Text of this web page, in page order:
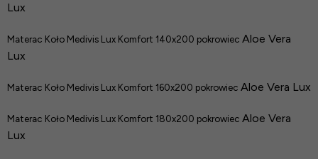
Lux
Materac Koło Medivis Lux Komfort 140x200 pokrowiec Aloe Vera
Lux
Materac Koło Medivis Lux Komfort 160x200 pokrowiec Aloe Vera Lux
Materac Koło Medivis Lux Komfort 180x200 pokrowiec Aloe Vera
Lux